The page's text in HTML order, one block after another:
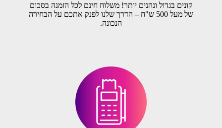
קונים בגדול ונהנים יותר! משלוח חינם לכל הזמנה בסכום
של מעל 500 ש"ח – הדרך שלנו לפנק אתכם על הבחירה
הנכונה.